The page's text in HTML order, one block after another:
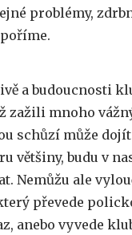
problémy,
a budoucnosti
zažili mnoho
schůzí může
většiny, budu v
Nemůžu ale
převede
anebo vyvede